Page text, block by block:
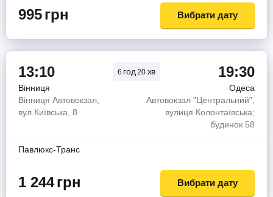
995грн Вибрати дату
13:10 6 год20 хв 19:30
Вінниця
Одеса
Вінниця Автовокзал,
вул.Київська, 8
Автовокзал "Центральний",
вулиця Колонтаївська;
будинок 58
Павлюкс-Транс
1 244грн Вибрати дату